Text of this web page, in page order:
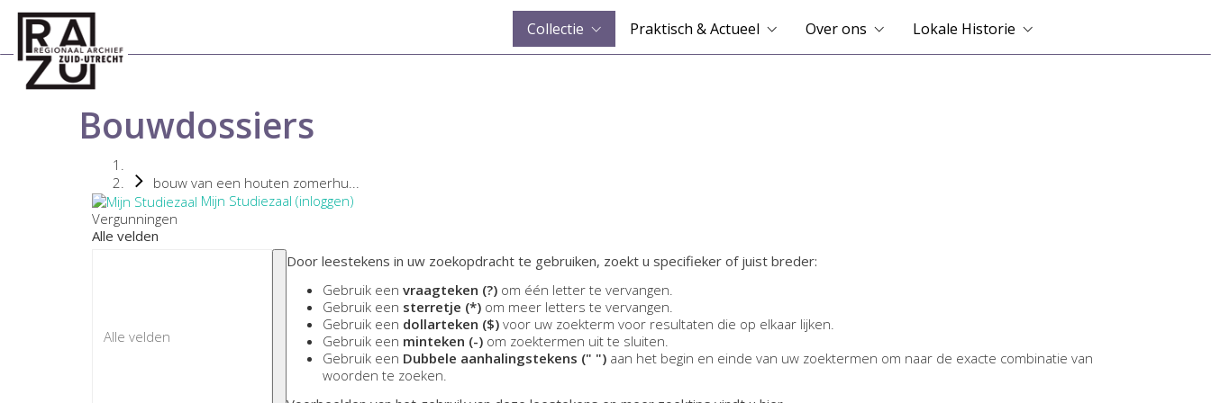
Collectie Praktisch & Actueel Over ons Lokale Historie
Bouwdossiers
bouw van een houten zomerhu...
Mijn Studiezaal (inloggen)
Vergunningen
Alle velden
Door leestekens in uw zoekopdracht te gebruiken, zoekt u specifieker of juist breder:
Gebruik een vraagteken (?) om één letter te vervangen.
Gebruik een sterretje (*) om meer letters te vervangen.
Gebruik een dollarteken ($) voor uw zoekterm voor resultaten die op elkaar lijken.
Gebruik een minteken (-) om zoektermen uit te sluiten.
Gebruik een Dubbele aanhalingstekens (" ") aan het begin en einde van uw zoektermen om naar de exacte combinatie van
woorden te zoeken.